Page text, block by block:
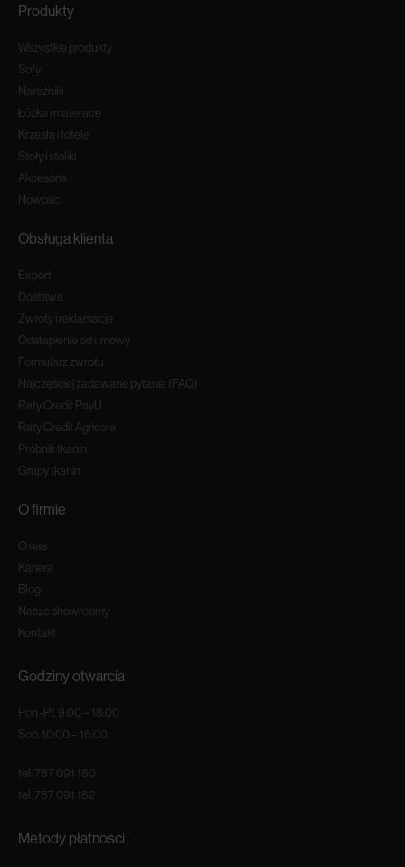
Produkty
Wszystkie produkty
Sofy
Narożniki
Łóżka i materace
Krzesła i fotele
Stoły i stoliki
Akcesoria
Nowości
Obsługa klienta
Export
Dostawa
Zwroty i reklamacje
Odstapienie od umowy
Formularz zwrotu
Najczęściej zadawane pytania (FAQ)
Raty Credit PayU
Raty Credit Agricole
Próbnik tkanin
Grupy tkanin
O firmie
O nas
Kariera
Blog
Nasze showroomy
Kontakt
Godziny otwarcia
Pon.-Pt. 9:00 – 18:00
Sob. 10:00 – 16:00
tel: 787 091 180
tel: 787 091 182
Metody płatności